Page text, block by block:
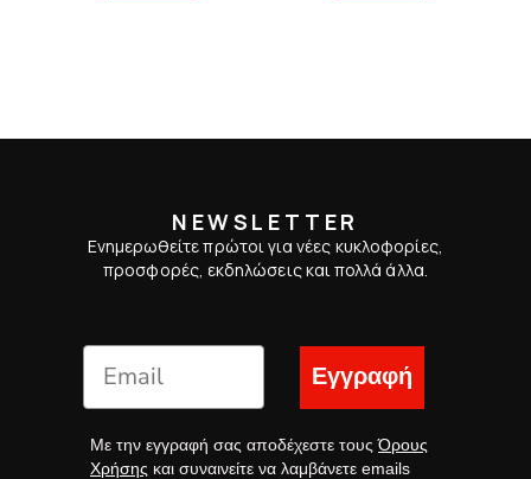
NEWSLETTER
Ενημερωθείτε πρώτοι για νέες κυκλοφορίες,
προσφορές, εκδηλώσεις και πολλά άλλα.
Εγγραφή
Με την εγγραφή σας αποδέχεστε τουςΌρους
Χρήσης και συναινείτε να λαμβάνετε emails